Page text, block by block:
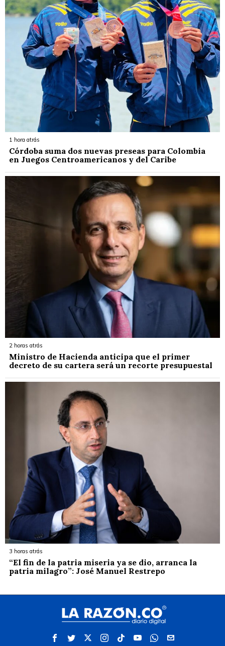
1 hora atrás
Córdoba suma dos nuevas preseas para Colombia
en Juegos Centroamericanos y del Caribe
2 horas atrás
Ministro de Hacienda anticipa que el primer
decreto de su cartera será un recorte presupuestal
3 horas atrás
“El fin de la patria miseria ya se dio, arranca la
patria milagro”: José Manuel Restrepo